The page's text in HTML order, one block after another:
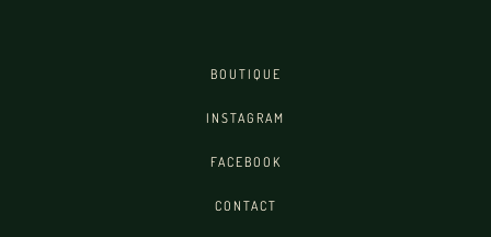
BOUTIQUE
INSTAGRAM
FACEBOOK
CONTACT